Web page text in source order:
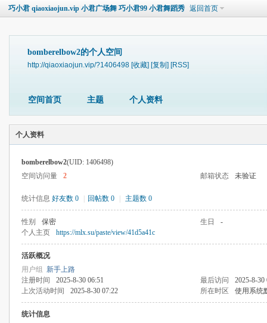
巧小君 qiaoxiaojun.vip 小君广场舞 巧小君99 小君舞蹈秀 返回首页
bomberelbow2的个人空间
http://qiaoxiaojun.vip/?1406498 [收藏] [复制] [RSS]
空间首页 主题 个人资料
个人资料
bomberelbow2(UID: 1406498)
空间访问量
2 邮箱状态 未验证
统计信息 好友数 0 回帖数 0 主题数 0
性别 保密 生日
-
个人主页
https://mlx.su/paste/view/41d5a41c
活跃概况
用户组 新手上路
注册时间
2025-8-30 06:51 最后访问
2025-8-30
上次活动时间
2025-8-30 07:22 所在时区 使用系统
统计信息